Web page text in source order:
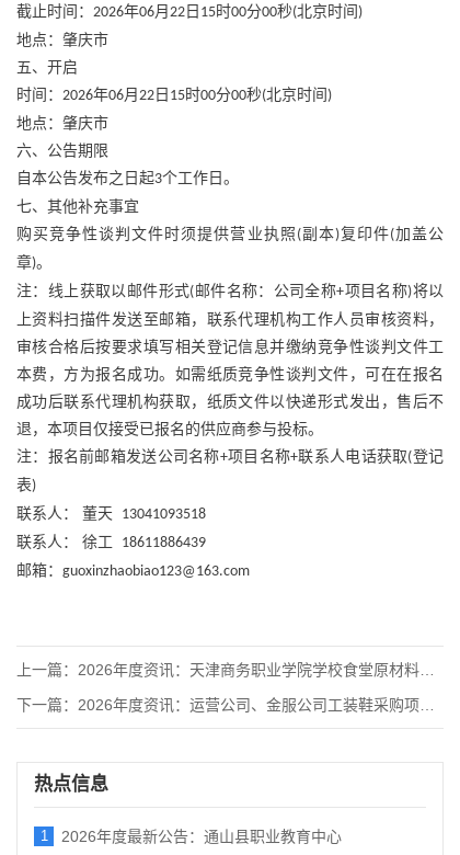
截止时间： 2026年06月 22 日 15时00分00秒(北京时间 )
地点：肇庆市
五、开启
时间： 2026年06月 22 日 15时00分00秒(北京时间 )
地点：肇庆市
六、公告期限
自本公告发布之日起3个工作日。
七、其他补充事宜
购买竞争性谈判文件时须提供营业执照 (副本)复印件(加盖公
章)。
注：线上获取以邮件形式( 邮件名称：公司全称+项目名称)将以
上资料扫描件发送至邮箱，联系代理机构工作人员审核资料，
审核合格后按要求填写相关登记信息并缴纳竞争性谈判文件工
本费，方为报名成功。如需纸质竞争性谈判文件，可在在报名
成功后联系代理机构获取，纸质文件以快递形式发出，售后不
退，本项目仅接受已报名的供应商参与投标。
注：报名前邮箱发送公司名称+项目名称+联系人电话获取(登记
表)
联系人：
董天 13041093518
联系人：
徐工
18611886439
邮箱： guoxinzhaobiao123@163.com
上一篇： 2026年度资讯：天津商务职业学院学校食堂原材料统一采购供应
下一篇： 2026年度资讯：运营公司、金服公司工装鞋采购项目供应商征集
热点信息
1 2026年度最新公告：通山县职业教育中心